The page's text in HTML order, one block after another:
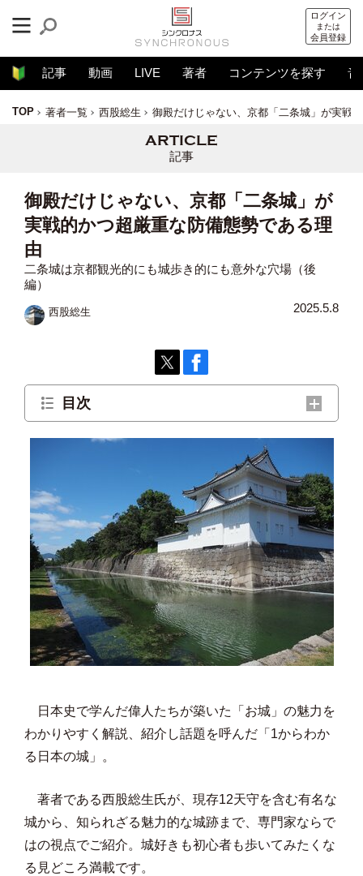
ログイン
または
会員登録
記事 動画 LIVE 著者 コンテンツを探す 音
TOP 著者一覧 西股総生 御殿だけじゃない、京都「二条城」が実戦
記事
御殿だけじゃない、京都「二条城」が
実戦的かつ超厳重な防備態勢である理
由
二条城は京都観光的にも城歩き的にも意外な穴場（後
編）
西股総生 2025.5.8
目次
なぜ、実戦的な構えをしているのか？
日本史で学んだ偉人たちが築いた「お城」の魅力を
わかりやすく解説、紹介し話題を呼んだ「1からわか
る日本の城」。
著者である西股総生氏が、現存12天守を含む有名な
城から、知られざる魅力的な城跡まで、専門家ならで
はの視点でご紹介。城好きも初心者も歩いてみたくな
る見どころ満載です。